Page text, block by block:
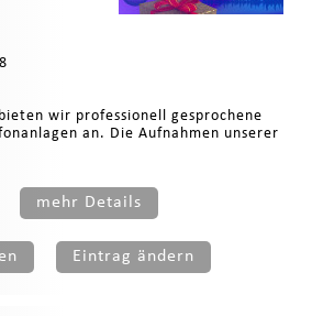
wir professionell gesprochene
an. Die Aufnahmen unserer
mehr Details
Eintrag ändern